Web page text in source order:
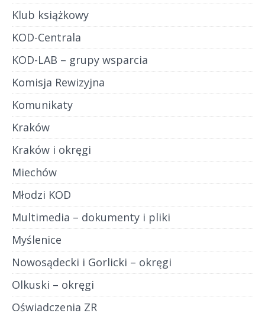
Klub książkowy
KOD-Centrala
KOD-LAB – grupy wsparcia
Komisja Rewizyjna
Komunikaty
Kraków
Kraków i okręgi
Miechów
Młodzi KOD
Multimedia – dokumenty i pliki
Myślenice
Nowosądecki i Gorlicki – okręgi
Olkuski – okręgi
Oświadczenia ZR